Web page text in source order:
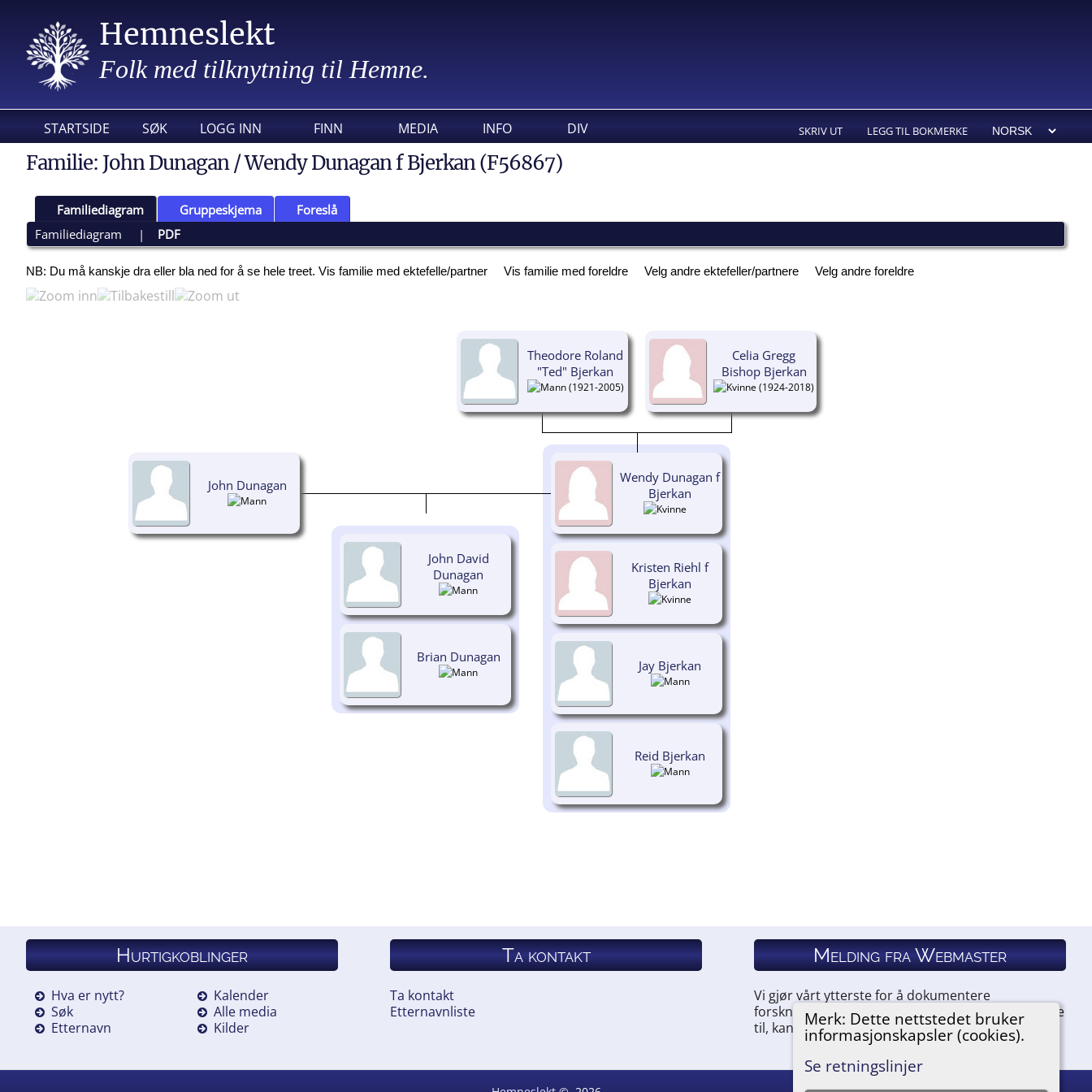
Hemneslekt
Folk med tilknytning til Hemne.
STARTSIDE SØK LOGG INN FINN MEDIA INFO DIV SKRIV UT LEGG TIL BOKMERKE
Merk: Dette nettstedet bruker
informasjonskapsler (cookies).
Se retningslinjer
Familie: John Dunagan / Wendy Dunagan f Bjerkan (F56867)
Familiediagram Gruppeskjema
Foreslå
Familiediagram
| PDF
NB: Du må kanskje dra eller bla ned for å se hele treet. Vis familie med ektefelle/partner Vis familie med foreldre Velg andre ektefeller/partnere Velg andre foreldre
Theodore Roland
"Ted" Bjerkan
(1921-2005)
Celia Gregg
Bishop Bjerkan
(1924-2018)
Kristen Riehl f
Bjerkan
Jay Bjerkan
Reid Bjerkan
John Dunagan
Wendy Dunagan f
Bjerkan
John David
Dunagan
Brian Dunagan
Hurtigkoblinger
Hva er nytt?
Søk
Etternavn
Kalender
Alle media
Kilder
Ta kontakt
Ta kontakt
Etternavnliste
Melding fra Webmaster
Vi gjør vårt ytterste for å dokumentere
forskningen vår. Hvis du har noe du ønsker å legge
til, kan du kontakte oss.